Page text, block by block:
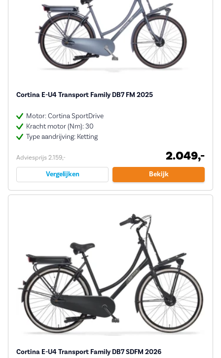
Cortina E-U4 Transport Family DB7 FM 2025
Motor: Cortina SportDrive
Kracht motor (Nm): 30
Type aandrijving: Ketting
Adviesprijs 2.159,- 2.049,-
Vergelijken Bekijk
Cortina E-U4 Transport Family DB7 SDFM 2026